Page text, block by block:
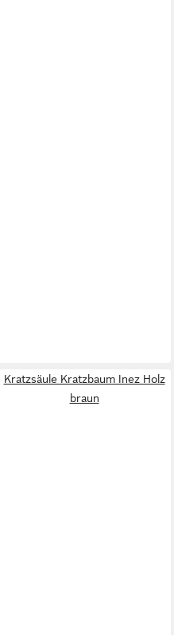
Kratzsäule Kratzbaum Inez Holz
braun